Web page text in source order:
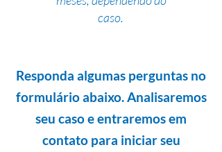
caso.
Responda algumas perguntas no
formulário abaixo. Analisaremos
seu caso e entraremos em
contato para iniciar seu